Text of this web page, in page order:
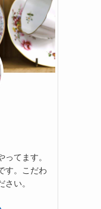
てます。
す。こだわ
い。